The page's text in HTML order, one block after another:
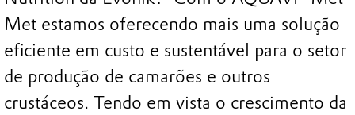
Met estamos oferecendo mais uma solução
eficiente em custo e sustentável para o setor
de produção de camarões e outros
crustáceos. Tendo em vista o crescimento da